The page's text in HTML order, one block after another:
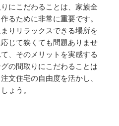
にこだわることは、家族全
るために非常に重要です。
りリラックスできる場所を
じて狭くても問題ありませ
、そのメリットを実感する
の間取りにこだわることは
文住宅の自由度を活かし、
ょう。